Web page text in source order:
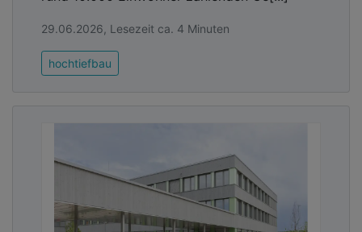
29.06.2026, Lesezeit ca. 4 Minuten
hochtiefbau